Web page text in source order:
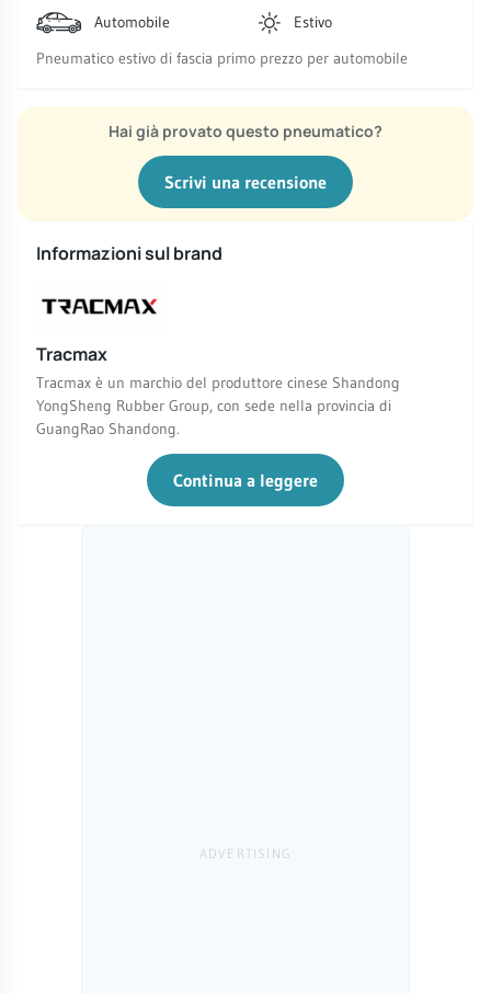
Automobile
Estivo
Pneumatico estivo di fascia primo prezzo per automobile
Hai già provato questo pneumatico?
Scrivi una recensione
Informazioni sul brand
Tracmax
Tracmax è un marchio del produttore cinese Shandong
YongSheng Rubber Group, con sede nella provincia di
GuangRao Shandong.
Continua a leggere